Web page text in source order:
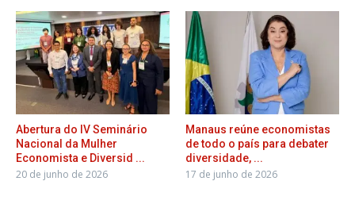
Abertura do IV Seminário
Nacional da Mulher
Economista e Diversid ...
20 de junho de 2026
Manaus reúne economistas
de todo o país para debater
diversidade, ...
17 de junho de 2026